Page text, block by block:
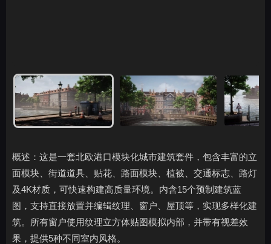
概述：这是一套北欧港口模块化城市建筑套件，包含丰富的立
面模块、街道道具、贴花、路面模块、植被、交通标志、路灯
及4K材质，可快速构建高质量环境。内含15个预制建筑蓝
图，支持直接放置并编辑纹理、窗户、屋顶等，实现多样化建
筑。所有窗户使用纹理立方体贴图模拟内部，并带有视差效
果，提供5种不同室内风格。